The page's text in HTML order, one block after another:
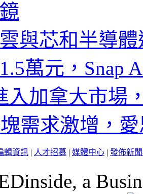
與芯和半導
萬元，Snap
入加拿大市場
需求激增，
輯資訊 | 人才招募 | 媒體中心 | 發佈新
a